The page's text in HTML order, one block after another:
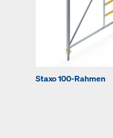
Staxo 100-Rahmen